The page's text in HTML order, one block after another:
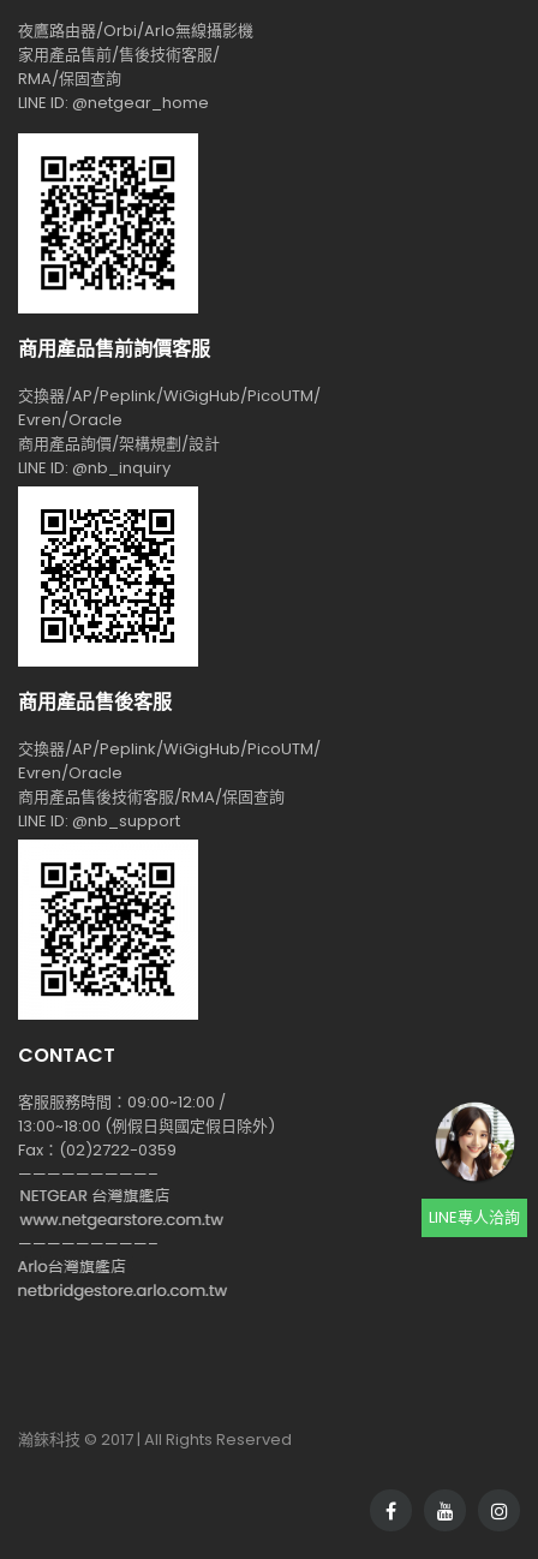
夜鷹路由器/Orbi/Arlo無線攝影機
家用產品售前/售後技術客服/
RMA/保固查詢
LINE ID: @netgear_home
商用產品售前詢價客服
交換器/AP/Peplink/WiGigHub/PicoUTM/
Evren/Oracle
商用產品詢價/架構規劃/設計
LINE ID: @nb_inquiry
商用產品售後客服
交換器/AP/Peplink/WiGigHub/PicoUTM/
Evren/Oracle
商用產品售後技術客服/RMA/保固查詢
LINE ID: @nb_support
CONTACT
客服服務時間：09:00~12:00 /
13:00~18:00 (例假日與國定假日除外)
Fax：(02)2722-0359
—————————–
—————————–
LINE專人洽詢
瀚錸科技 © 2017 | All Rights Reserved